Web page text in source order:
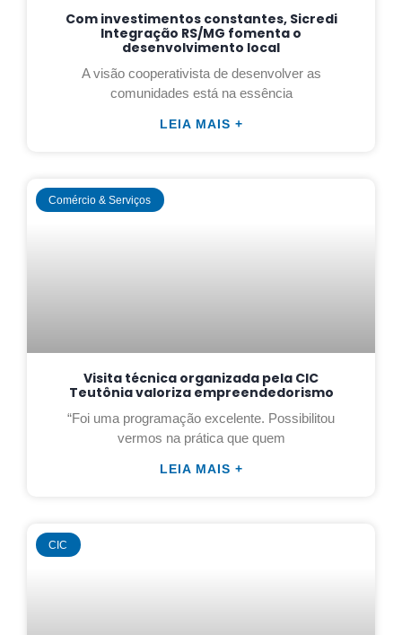
Com investimentos constantes, Sicredi
Integração RS/MG fomenta o
desenvolvimento local
A visão cooperativista de desenvolver as
comunidades está na essência
LEIA MAIS +
Comércio & Serviços
Visita técnica organizada pela CIC
Teutônia valoriza empreendedorismo
“Foi uma programação excelente. Possibilitou
vermos na prática que quem
LEIA MAIS +
CIC